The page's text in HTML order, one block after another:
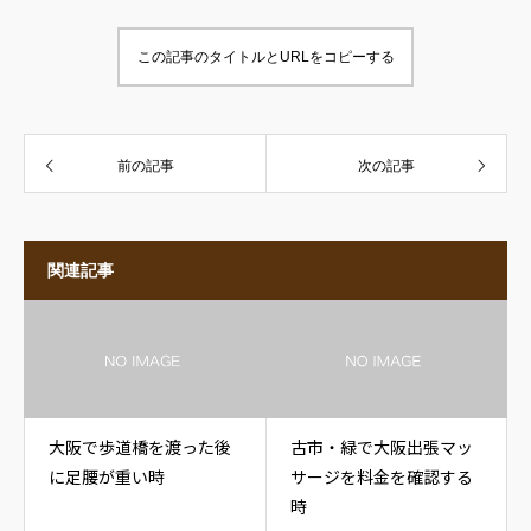
この記事のタイトルとURLをコピーする
前の記事 次の記事
関連記事
大阪で歩道橋を渡った後
に足腰が重い時
古市・緑で大阪出張マッ
サージを料金を確認する
時